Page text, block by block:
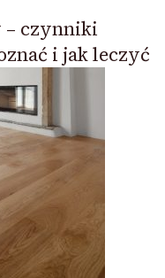
– czynniki
i jak leczyć